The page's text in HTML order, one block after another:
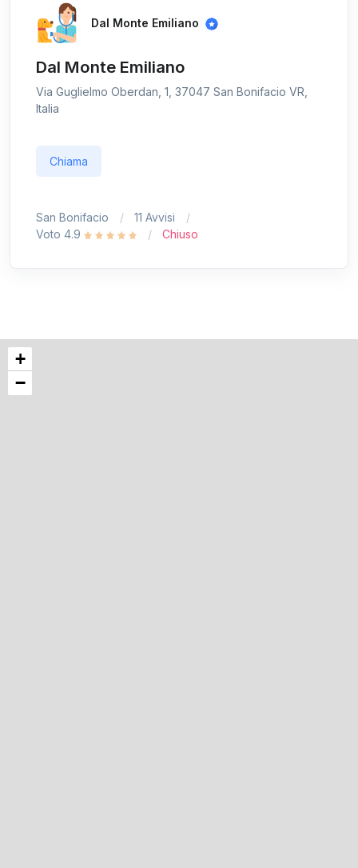
Dal Monte Emiliano
Dal Monte Emiliano
Via Guglielmo Oberdan, 1, 37047 San Bonifacio VR,
Italia
Chiama
San Bonifacio
11 Avvisi
Voto 4.9
Chiuso
+
−